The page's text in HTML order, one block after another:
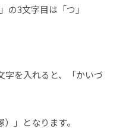
の3文字目は「つ」
字を入れると、「かいづ
」となります。